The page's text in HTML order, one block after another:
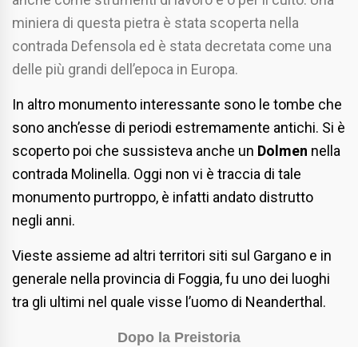
miniera di questa pietra è stata scoperta nella
contrada Defensola ed è stata decretata come una
delle più grandi dell’epoca in Europa.
In altro monumento interessante sono le tombe che
sono anch’esse di periodi estremamente antichi. Si è
scoperto poi che sussisteva anche un Dolmen nella
contrada Molinella. Oggi non vi è traccia di tale
monumento purtroppo, è infatti andato distrutto
negli anni.
Vieste assieme ad altri territori siti sul Gargano e in
generale nella provincia di Foggia, fu uno dei luoghi
tra gli ultimi nel quale visse l’uomo di Neanderthal.
Dopo la Preistoria